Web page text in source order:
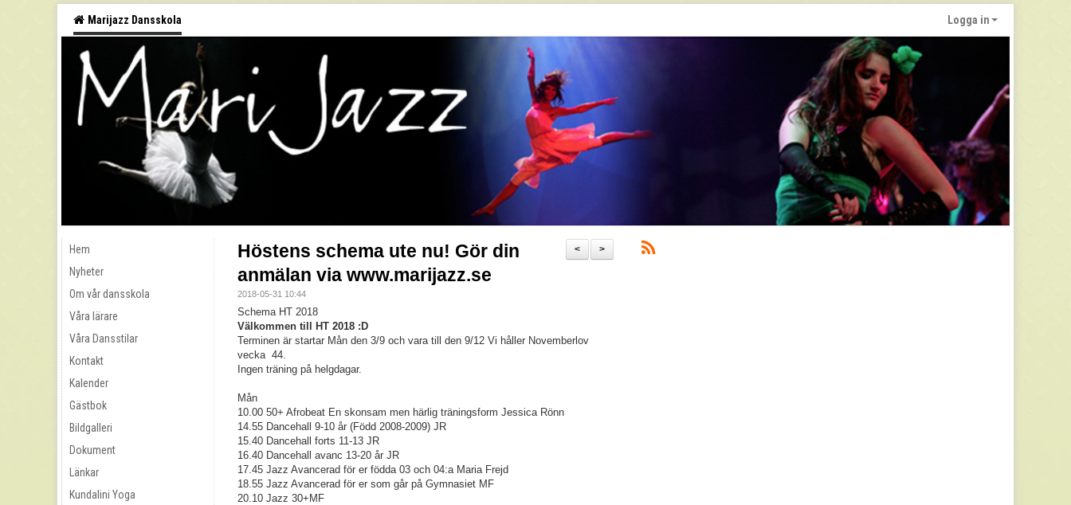
Marijazz Dansskola Logga in
Hem
Nyheter
Om vår dansskola
Våra lärare
Våra Dansstilar
Kontakt
Kalender
Gästbok
Bildgalleri
Dokument
Länkar
Kundalini Yoga
>
<
Höstens schema ute nu! Gör din
anmälan via www.marijazz.se
2018-05-31 10:44
Schema HT 2018
Välkommen till HT 2018 :D
Terminen är startar Mån den 3/9 och vara till den 9/12 Vi håller Novemberlov
vecka 44.
Ingen träning på helgdagar.
Mån
10.00 50+ Afrobeat En skonsam men härlig träningsform Jessica Rönn
14.55 Dancehall 9-10 år (Född 2008-2009) JR
15.40 Dancehall forts 11-13 JR
16.40 Dancehall avanc 13-20 år JR
17.45 Jazz Avancerad för er födda 03 och 04:a Maria Frejd
18.55 Jazz Avancerad för er som går på Gymnasiet MF
20.10 Jazz 30+MF